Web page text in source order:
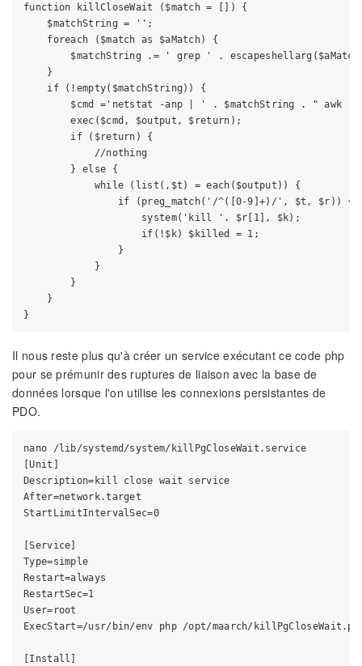
function killCloseWait ($match = []) {
    $matchString = '';
    foreach ($match as $aMatch) {
$matchString .= ' grep ' .
    }
    if (!empty($matchString)) {
$cmd ='netstat -anp | ' . $matchString . " awk
        exec($cmd, $output, $return);
        if ($return) {
            //nothing
        } else {
            while (list(,$t) = each($output)) {
                if (preg_match('/^([0-9]+)/', $t, $r)) {
                    system('kill '. $r[1], $k);
                    if(!$k) $killed = 1;
                }
            }
        }
    }
Il nous reste plus qu'à créer un service exécutant ce code php
pour se prémunir des ruptures de liaison avec la base de
données lorsque l'on utilise les connexions persistantes de
PDO.
nano /lib/systemd/system/killPgCloseWait.service
[Unit]
Description=kill close wait service
After=network.target
StartLimitIntervalSec=0
[Service]
Type=simple
Restart=always
RestartSec=1
User=root
ExecStart=/usr/bin/env php /opt/maarch/
[Install]